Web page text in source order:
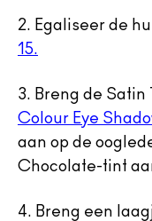
2. Egaliseer de
15.
3. Breng de
Colour Eye
aan op de
Chocolate-tint
4. Breng een